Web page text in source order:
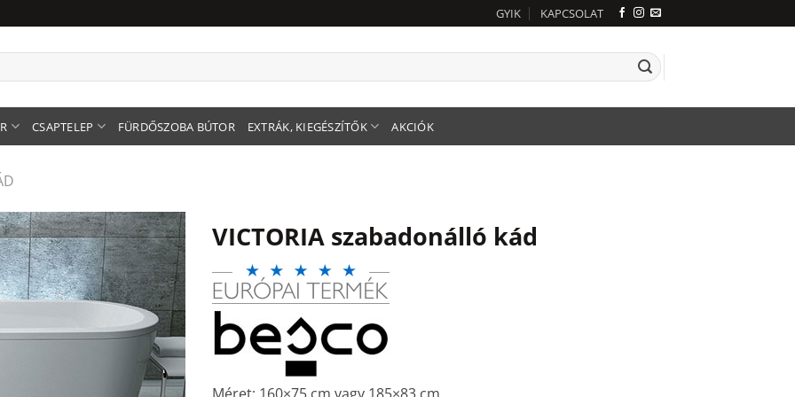
GYIK KAPCSOLAT
CSAPTELEP FÜRDŐSZOBA BÚTOR EXTRÁK, KIEGÉSZÍTŐK AKCIÓK
VICTORIA szabadonálló kád
Méret: 160×75 cm vagy 185×83 cm